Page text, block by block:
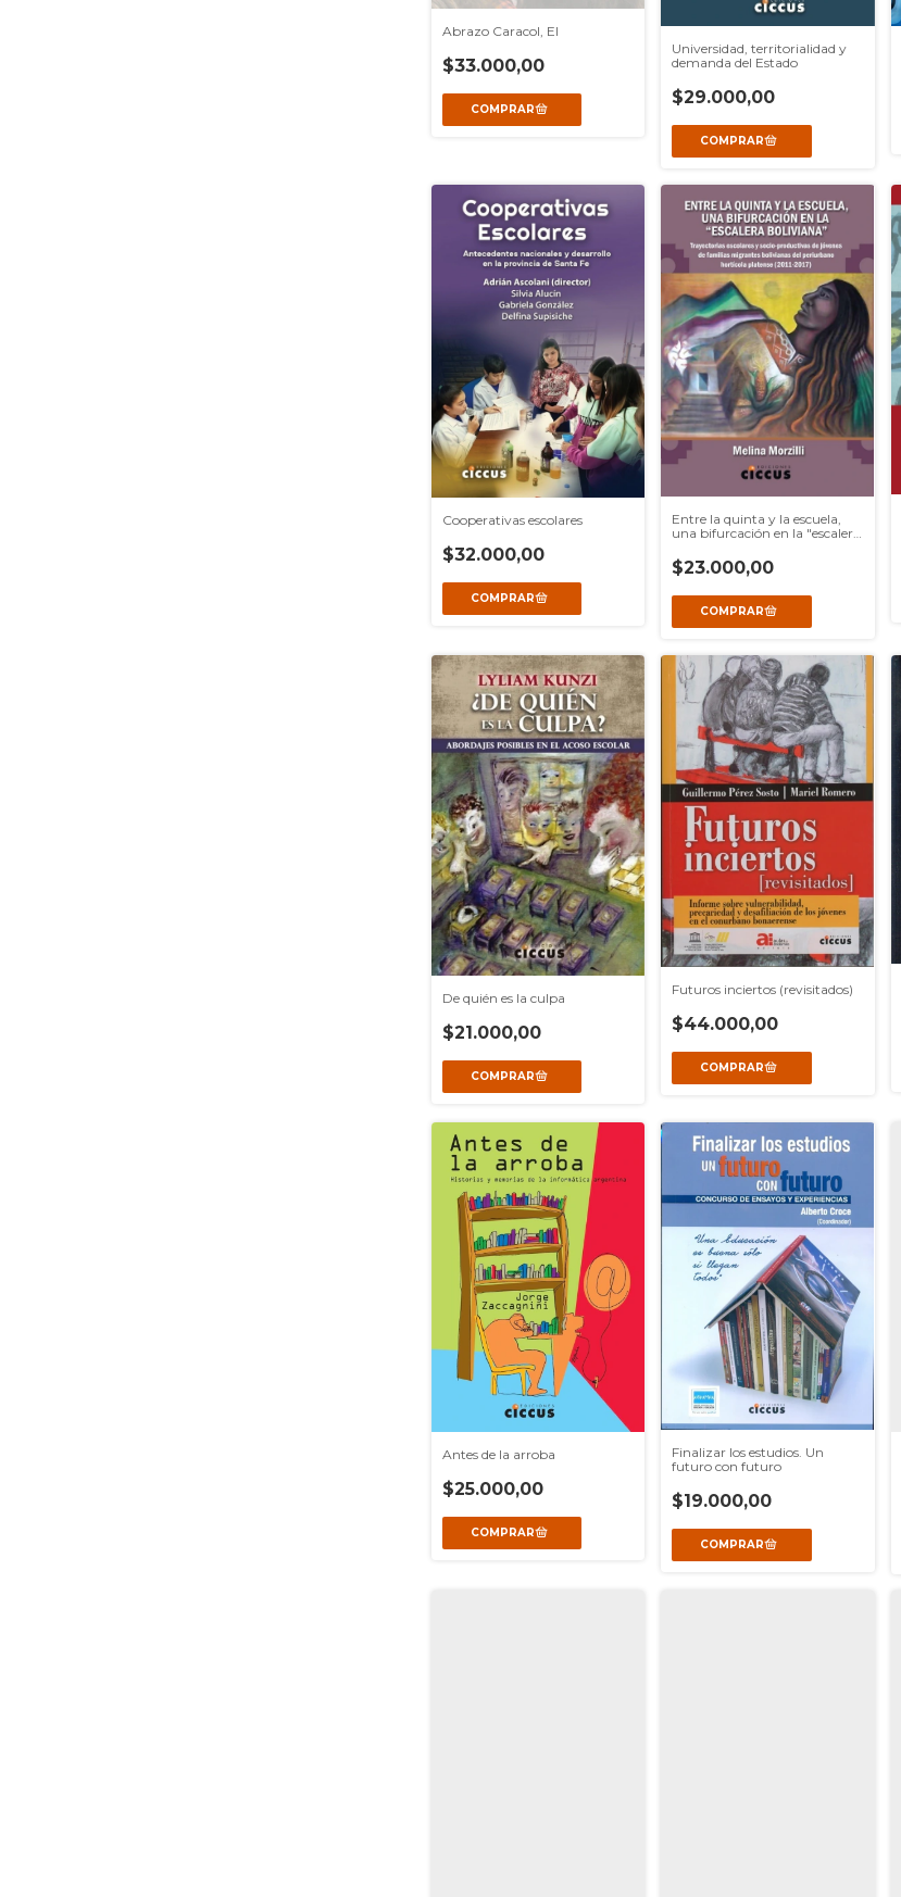
Abrazo Caracol, El
$33.000,00
Universidad, territorialidad y
demanda del Estado
$29.000,00
Cooperativas escolares
$32.000,00
Entre la quinta y la escuela,
una bifurcación en la "escalera
$23.000,00
De quién es la culpa
$21.000,00
Futuros inciertos (revisitados)
$44.000,00
Antes de la arroba
$25.000,00
Finalizar los estudios. Un
futuro con futuro
$19.000,00